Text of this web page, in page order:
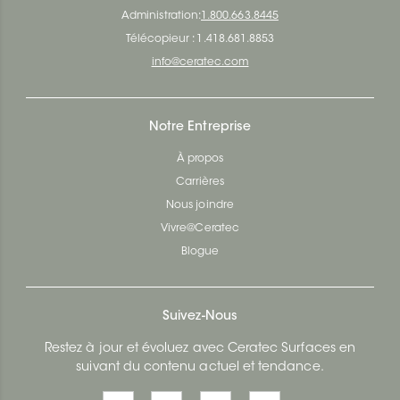
Administration: 1.800.663.8445
Télécopieur : 1.418.681.8853
info@ceratec.com
Notre Entreprise
À propos
Carrières
Nous joindre
Vivre@Ceratec
Blogue
Suivez-Nous
Restez à jour et évoluez avec Ceratec Surfaces en
suivant du contenu actuel et tendance.